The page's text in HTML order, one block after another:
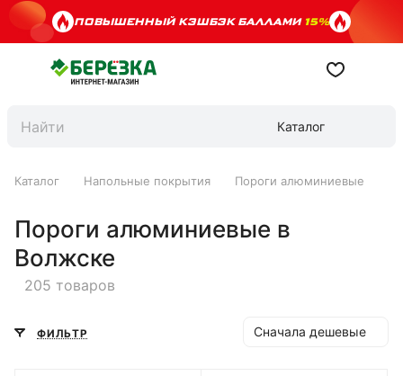
ПОВЫШЕННЫЙ КЭШБЭК БАЛЛАМИ15%
Каталог
Каталог Напольные покрытия Пороги алюминиевые
Пороги алюминиевые в
Волжске
205 товаров
ФИЛЬТР Сначала дешевые